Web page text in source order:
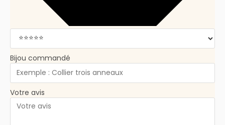
Bijou commandé
Votre avis